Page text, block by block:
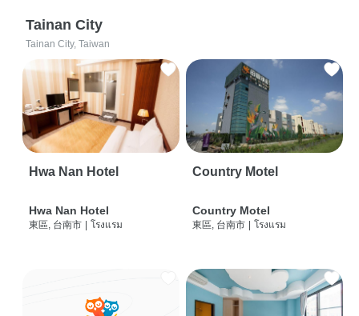
Tainan City
Tainan City, Taiwan
Hwa Nan Hotel
Hwa Nan Hotel
東區, 台南市 | โรงแรม
Country Motel
Country Motel
東區, 台南市 | โรงแรม